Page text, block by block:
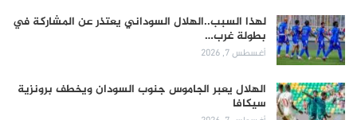
لهذا السبب..الهلال السوداني يعتذر عن المشاركة في
بطولة غرب…
أغسطس 7, 2026
الهلال يعبر الجاموس جنوب السودان ويخطف برونزية
سيكافا